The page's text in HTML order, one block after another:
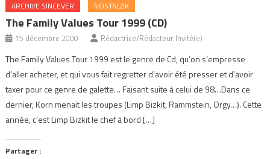
ARCHIVE SINCEVER NOSTALZIK
The Family Values Tour 1999 (CD)
15 décembre 2000 Rédactrice/Rédacteur Invité(e)
The Family Values Tour 1999 est le genre de Cd, qu’on s’empresse
d’aller acheter, et qui vous fait regretter d’avoir été presser et d’avoir
taxer pour ce genre de galette… Faisant suite à celui de 98…Dans ce
dernier, Korn menait les troupes (Limp Bizkit, Rammstein, Orgy…). Cette
année, c’est Limp Bizkit le chef à bord […]
Partager :